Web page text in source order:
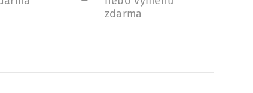
zdarma